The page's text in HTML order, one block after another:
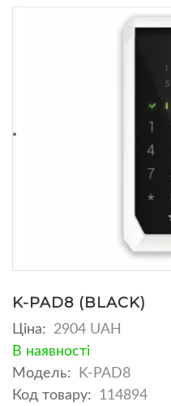
K-PAD8 (BLACK)
Ціна:
2904 UAH
В наявності
Модель:
K-PAD8
Код товару:
114894